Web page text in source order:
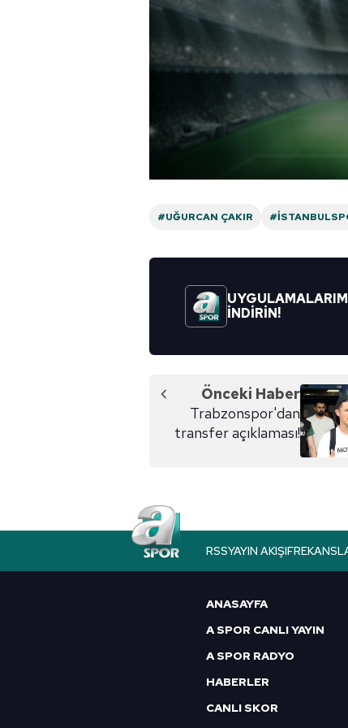
#UĞURCAN ÇAKIR
İNDİRİN!
Önceki Haber
Trabzonspor'dan
transfer açıklaması!
RSSYAYIN AKIŞI
ANASAYFA
A SPOR CANLI YAYIN
A SPOR RADYO
HABERLER
CANLI SKOR